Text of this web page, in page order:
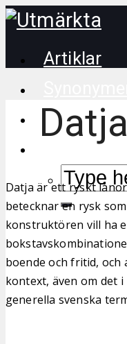
Artiklar
Datja är ett ryskt
betecknar en rysk
konstruktören vill ha
boende och fritid,
kontext, även om det
generella svenska